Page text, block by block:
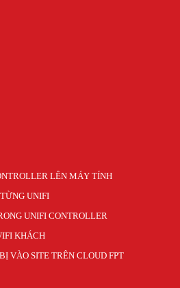
LÊN MÁY TÍNH
UNIFI
UNIFI CONTROLLER
KHÁCH
VÀO SITE TRÊN CLOUD FPT